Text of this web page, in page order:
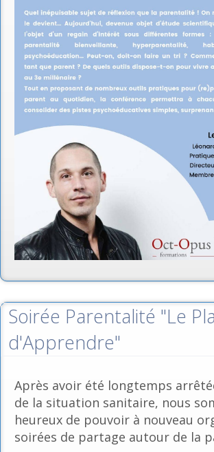
Soirée Parentalité "Le
d'Apprendre"
Après avoir été longtemps
de la situation sanitaire, nous
heureux de pouvoir à nouveau
soirées de partage autour de la